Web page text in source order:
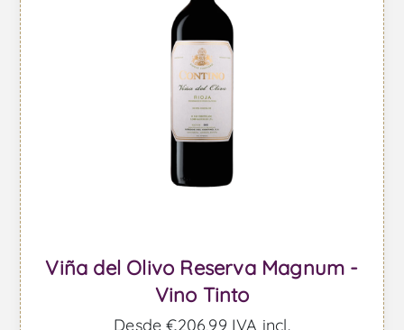
Viña del Olivo Reserva Magnum -
Vino Tinto
Desde €206,99 IVA incl.